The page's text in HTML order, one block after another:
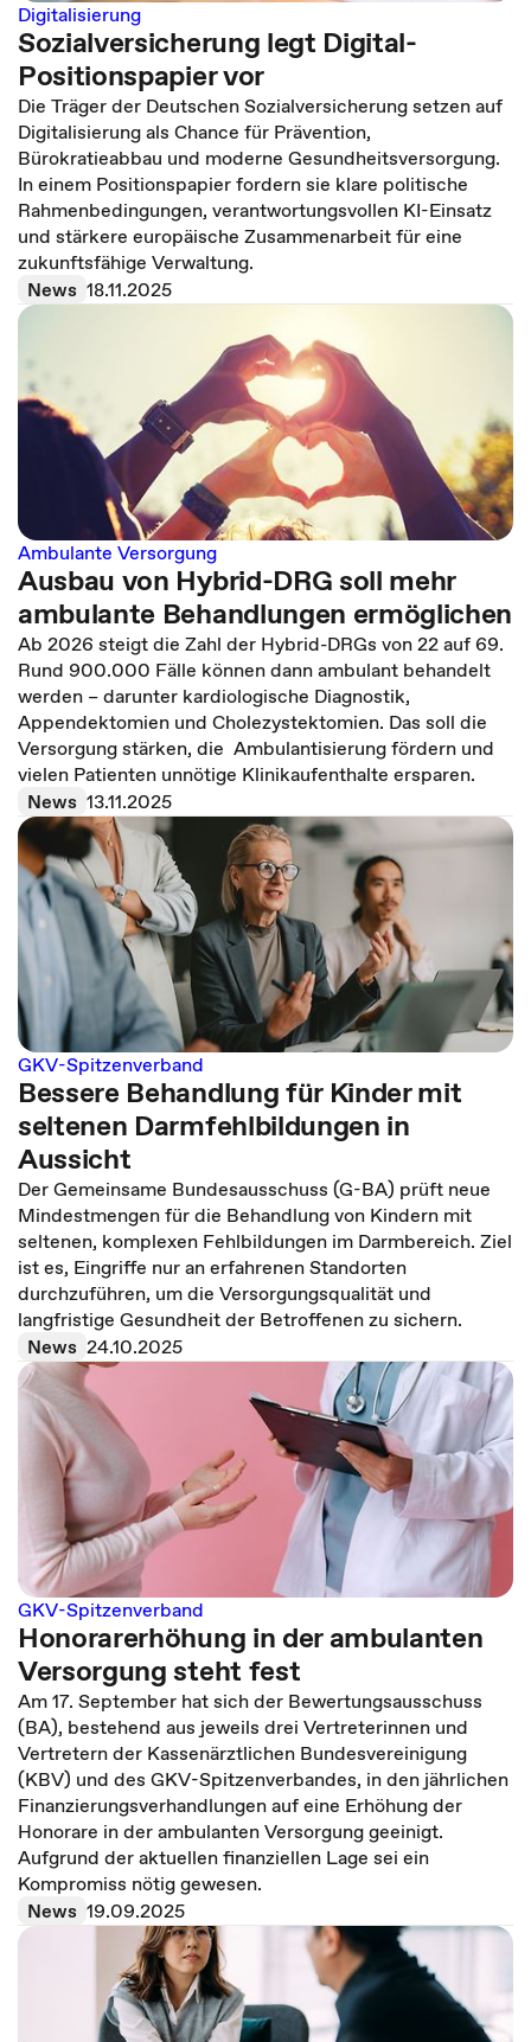
Digitalisierung
Sozialversicherung legt Digital-
Positionspapier vor
Die Träger der Deutschen Sozialversicherung setzen auf
Digitalisierung als Chance für Prävention,
Bürokratieabbau und moderne Gesundheitsversorgung.
In einem Positionspapier fordern sie klare politische
Rahmenbedingungen, verantwortungsvollen KI-Einsatz
und stärkere europäische Zusammenarbeit für eine
zukunftsfähige Verwaltung.
News 18.11.2025
Ambulante Versorgung
Ausbau von Hybrid-DRG soll mehr
ambulante Behandlungen ermöglichen
Ab 2026 steigt die Zahl der Hybrid-DRGs von 22 auf 69.
Rund 900.000 Fälle können dann ambulant behandelt
werden – darunter kardiologische Diagnostik,
Appendektomien und Cholezystektomien. Das soll die
Versorgung stärken, die Ambulantisierung fördern und
vielen Patienten unnötige Klinikaufenthalte ersparen.
News 13.11.2025
GKV-Spitzenverband
Bessere Behandlung für Kinder mit
seltenen Darmfehlbildungen in
Aussicht
Der Gemeinsame Bundesausschuss (G-BA) prüft neue
Mindestmengen für die Behandlung von Kindern mit
seltenen, komplexen Fehlbildungen im Darmbereich. Ziel
ist es, Eingriffe nur an erfahrenen Standorten
durchzuführen, um die Versorgungsqualität und
langfristige Gesundheit der Betroffenen zu sichern.
News 24.10.2025
GKV-Spitzenverband
Honorarerhöhung in der ambulanten
Versorgung steht fest
Am 17. September hat sich der Bewertungsausschuss
(BA), bestehend aus jeweils drei Vertreterinnen und
Vertretern der Kassenärztlichen Bundesvereinigung
(KBV) und des GKV-Spitzenverbandes, in den jährlichen
Finanzierungsverhandlungen auf eine Erhöhung der
Honorare in der ambulanten Versorgung geeinigt.
Aufgrund der aktuellen finanziellen Lage sei ein
Kompromiss nötig gewesen.
News 19.09.2025